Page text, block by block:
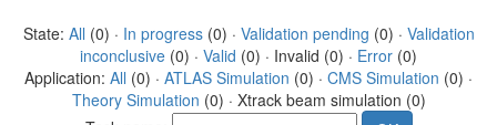
State: All (0) · In progress(0) · Validation pending (0) · Validation
inconclusive (0) · Valid (0) · Invalid (0) · Error (0)
Application: All (0) · ATLAS Simulation (0) · CMS Simulation (0) ·
Theory Simulation (0) · Xtrack beam simulation (0)